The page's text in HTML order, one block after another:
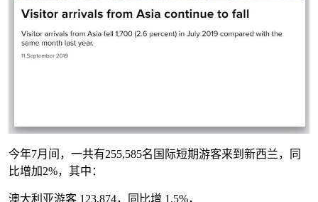
今年7月间，一共有255,585名国际短期游客来到新西兰，同
比增加2%，其中：
澳大利亚游客 123,874，同比增 1.5%，